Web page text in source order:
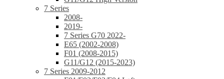
7 Series
2008-
2019-
7 Series G70 2022-
E65 (2002-2008)
F01 (2008-2015)
G11/G12 (2015-2023)
7 Series 2009-2012